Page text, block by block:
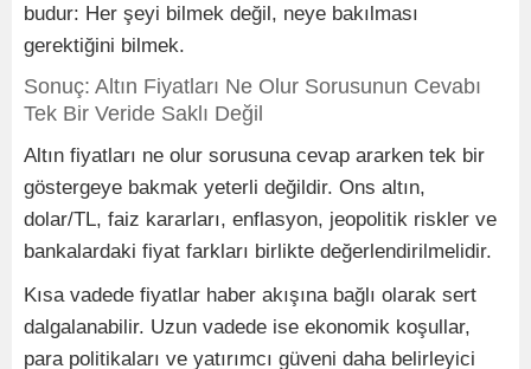
budur: Her şeyi bilmek değil, neye bakılması
gerektiğini bilmek.
Sonuç: Altın Fiyatları Ne Olur Sorusunun Cevabı
Tek Bir Veride Saklı Değil
Altın fiyatları ne olur sorusuna cevap ararken tek bir
göstergeye bakmak yeterli değildir. Ons altın,
dolar/TL, faiz kararları, enflasyon, jeopolitik riskler ve
bankalardaki fiyat farkları birlikte değerlendirilmelidir.
Kısa vadede fiyatlar haber akışına bağlı olarak sert
dalgalanabilir. Uzun vadede ise ekonomik koşullar,
para politikaları ve yatırımcı güveni daha belirleyici